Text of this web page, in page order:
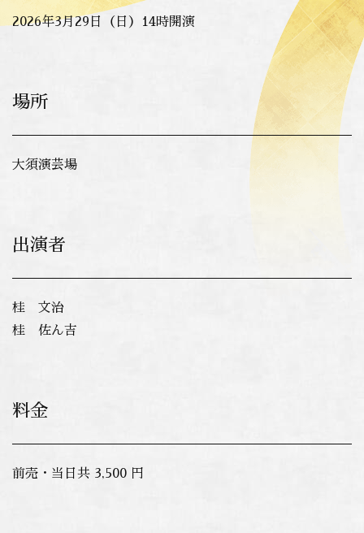
2026年3月29日（日）14時開演
場所
大須演芸場
出演者
桂 文治
桂 佐ん吉
料金
前売・当日共 3,500 円